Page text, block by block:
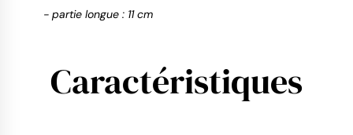
- partie longue : 11 cm
Caractéristiques